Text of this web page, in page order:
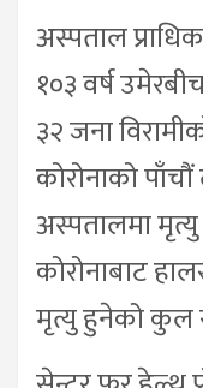
अस्पताल
१०३ वर्ष
३२ जना
कोरोनाको
अस्पतालमा
कोरोनाबाट
मृत्यु हुनेको कुल